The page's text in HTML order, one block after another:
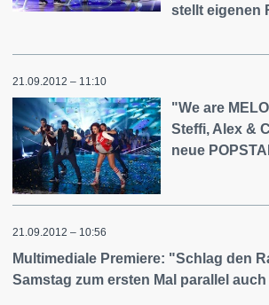
stellt eigenen
21.09.2012 – 11:10
"We are
Steffi, Alex &
neue
21.09.2012 – 10:56
Multimediale Premiere: "Schlag den
Samstag zum ersten Mal parallel